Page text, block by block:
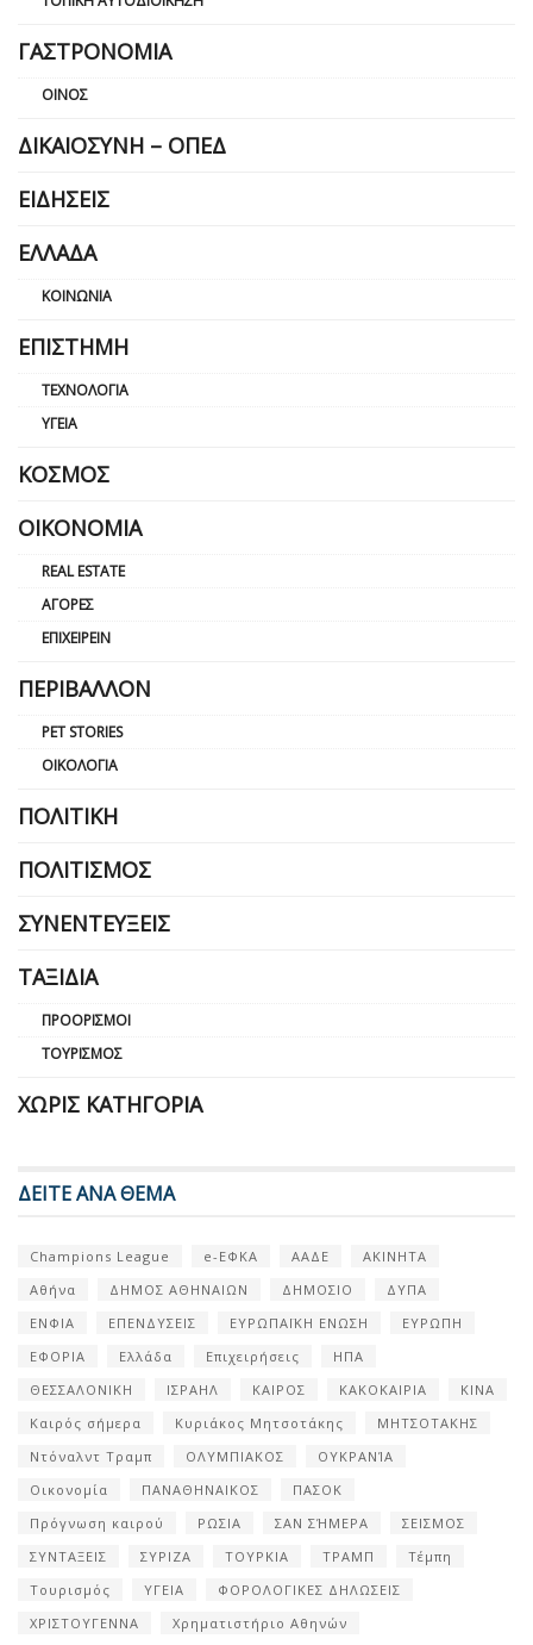
ΓΑΣΤΡΟΝΟΜΊΑ
ΟΊΝΟΣ
ΔΙΚΑΙΟΣΎΝΗ – ΟΠΕΔ
ΕΙΔΉΣΕΙΣ
ΕΛΛΆΔΑ
ΚΟΙΝΩΝΊΑ
ΕΠΙΣΤΉΜΗ
ΤΕΧΝΟΛΟΓΊΑ
ΥΓΕΊΑ
ΚΌΣΜΟΣ
ΟΙΚΟΝΟΜΊΑ
REAL ESTATE
ΑΓΟΡΈΣ
ΕΠΙΧΕΙΡΕΊΝ
ΠΕΡΙΒΆΛΛΟΝ
PET STORIES
ΟΙΚΟΛΟΓΊΑ
ΠΟΛΙΤΙΚΉ
ΠΟΛΙΤΙΣΜΌΣ
ΣΥΝΕΝΤΕΎΞΕΙΣ
ΤΑΞΊΔΙΑ
ΠΡΟΟΡΙΣΜΟΊ
ΤΟΥΡΙΣΜΌΣ
ΧΩΡΊΣ ΚΑΤΗΓΟΡΊΑ
ΔΕΙΤΕ ΑΝΑ ΘΕΜΑ
Champions League e-ΕΦΚΑ ΑΑΔΕ
ΑΚΙΝΗΤΑ
Αθήνα
ΔΗΜΟΣ ΑΘΗΝΑΙΩΝ ΔΗΜΟΣΙΟ
ΔΥΠΑ
ΕΝΦΙΑ
ΕΠΕΝΔΥΣΕΙΣ ΕΥΡΩΠΑΪΚΗ ΕΝΩΣΗ
ΕΥΡΩΠΗ
ΕΦΟΡΙΑ
Ελλάδα Επιχειρήσεις
ΗΠΑ
ΘΕΣΣΑΛΟΝΙΚΗ
ΙΣΡΑΗΛ ΚΑΙΡΟΣ ΚΑΚΟΚΑΙΡΙΑ
ΚΙΝΑ
Καιρός σήμερα
Κυριάκος Μητσοτάκης
ΜΗΤΣΟΤΑΚΗΣ
Ντόναλντ Τραμπ
ΟΛΥΜΠΙΑΚΟΣ
ΟΥΚΡΑΝΊΑ
Οικονομία
ΠΑΝΑΘΗΝΑΙΚΟΣ
ΠΑΣΟΚ
Πρόγνωση καιρού
ΡΩΣΙΑ ΣΑΝ ΣΉΜΕΡΑ
ΣΕΙΣΜΟΣ
ΣΥΝΤΑΞΕΙΣ
ΣΥΡΙΖΑ ΤΟΥΡΚΙΑ ΤΡΑΜΠ
Τέμπη
Τουρισμός
ΥΓΕΙΑ
ΦΟΡΟΛΟΓΙΚΕΣ ΔΗΛΩΣΕΙΣ
ΧΡΙΣΤΟΥΓΕΝΝΑ
Χρηματιστήριο Αθηνών